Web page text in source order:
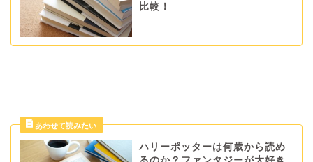
比較！
ハリーポッターは何歳から読め